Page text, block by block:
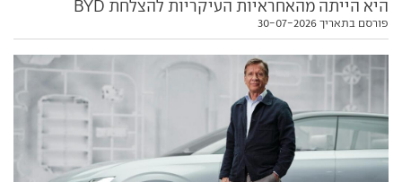
היא הייתה מהאחראיות העיקריות להצלחת BYD
באירופה בשנתיים האחרונות, כעת היא תנסה לעצור את
של האמריקאים בקרב הבלימה מול סין
פורסם בתאריך 30-07-2026